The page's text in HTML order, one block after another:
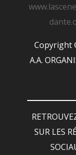
Copyright
A.A.
SUR LES